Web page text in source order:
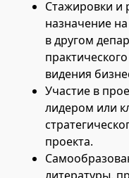
Стажировки и
назначение
в другом
видения
Участие в
лидером или
проекта.